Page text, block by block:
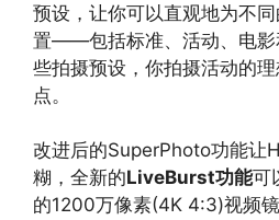
预设，让你可以直观地为不
置——包括标准、活动、电影
些拍摄预设，你拍摄活动的
点。
改进后的SuperPhoto功能让
糊，全新的LiveBurst功能可
的1200万像素(4K 4:3)视频